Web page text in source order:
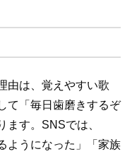
由は、覚えやすい歌
て「毎日歯磨きするぞ
ます。SNSでは、
ようになった」「家族